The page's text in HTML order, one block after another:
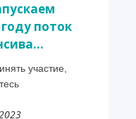
поток
участие,